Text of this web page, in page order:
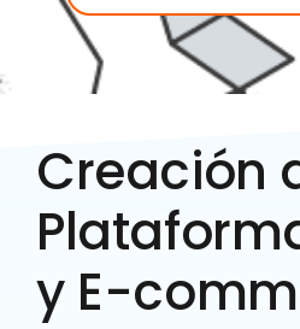
Creación
y E-